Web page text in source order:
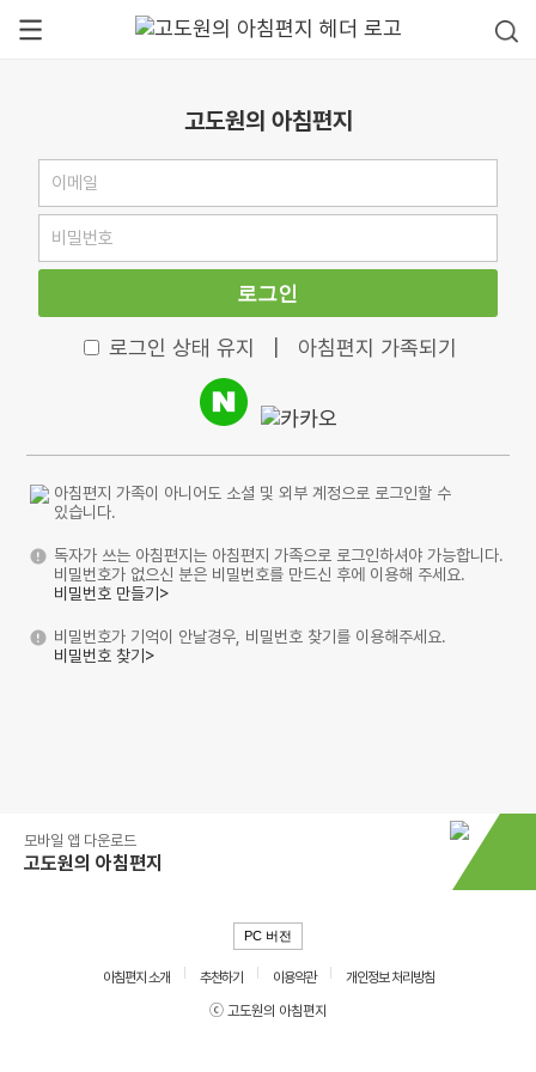
고도원의 아침편지
로그인
로그인 상태 유지 아침편지 가족되기
아침편지 가족이 아니어도 소셜 및 외부 계정으로 로그인할 수
있습니다.
독자가 쓰는 아침편지는 아침편지 가족으로 로그인하셔야 가능합니다.
비밀번호가 없으신 분은 비밀번호를 만드신 후에 이용해 주세요.
비밀번호 만들기>
비밀번호가 기억이 안날경우, 비밀번호 찾기를 이용해주세요.
비밀번호 찾기>
모바일 앱 다운로드
고도원의 아침편지
PC 버전
아침편지 소개 추천하기 이용약관
개인정보 처리방침
ⓒ 고도원의 아침편지